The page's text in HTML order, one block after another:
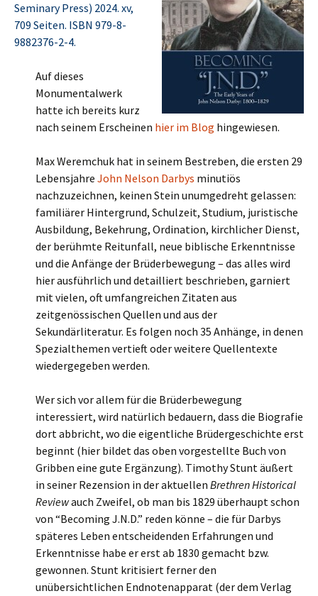
Seminary Press) 2024. xv,
709 Seiten. ISBN 979-8-
9882376-2-4.
Auf dieses
Monumentalwerk
hatte ich bereits kurz
nach seinem Erscheinen hier im Blog hingewiesen.
Max Weremchuk hat in seinem Bestreben, die ersten 29
Lebensjahre John Nelson Darbys minutiös
nachzuzeichnen, keinen Stein unumgedreht gelassen:
familiärer Hintergrund, Schulzeit, Studium, juristische
Ausbildung, Bekehrung, Ordination, kirchlicher Dienst,
der berühmte Reitunfall, neue biblische Erkenntnisse
und die Anfänge der Brüderbewegung – das alles wird
hier ausführlich und detailliert beschrieben, garniert
mit vielen, oft umfangreichen Zitaten aus
zeitgenössischen Quellen und aus der
Sekundärliteratur. Es folgen noch 35 Anhänge, in denen
Spezialthemen vertieft oder weitere Quellentexte
wiedergegeben werden.
Wer sich vor allem für die Brüderbewegung
interessiert, wird natürlich bedauern, dass die Biografie
dort abbricht, wo die eigentliche Brüdergeschichte erst
beginnt (hier bildet das oben vorgestellte Buch von
Gribben eine gute Ergänzung). Timothy Stunt äußert
in seiner Rezension in der aktuellen Brethren Historical
Reviewauch Zweifel, ob man bis 1829 überhaupt schon
von “Becoming J.N.D.” reden könne – die für Darbys
späteres Leben entscheidenden Erfahrungen und
Erkenntnisse habe er erst ab 1830 gemacht bzw.
gewonnen. Stunt kritisiert ferner den
unübersichtlichen Endnotenapparat (der dem Verlag